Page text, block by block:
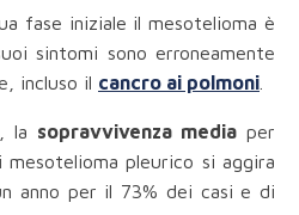
fase iniziale il mesotelioma è
sintomi sono erroneamente
incluso il cancro ai polmoni
la sopravvivenza media per
pleurico si aggira
anno per il 73% dei casi e di